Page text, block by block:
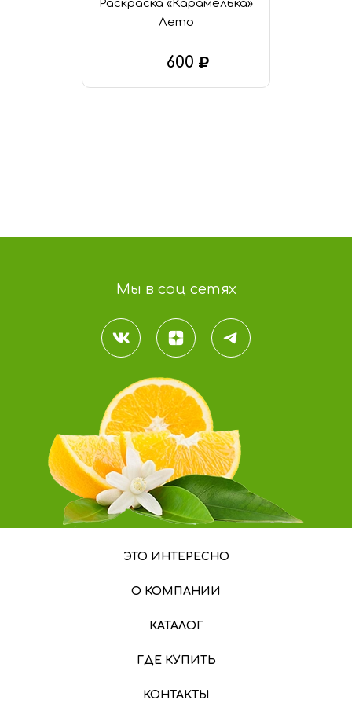
Раскраска «Карамелька»
Лето
600
Мы в соц сетях
ЭТО ИНТЕРЕСНО
О КОМПАНИИ
КАТАЛОГ
ГДЕ КУПИТЬ
КОНТАКТЫ